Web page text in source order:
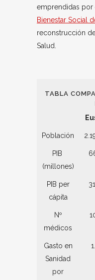
emprendidas por
Bienestar Social
reconstrucción
Salud.
TABLA
Población
PIB
(millones)
PIB per
cápita
Nº
médicos
Gasto en
Sanidad
por